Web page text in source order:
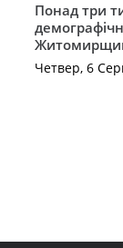
Понад три
Четвер, 6